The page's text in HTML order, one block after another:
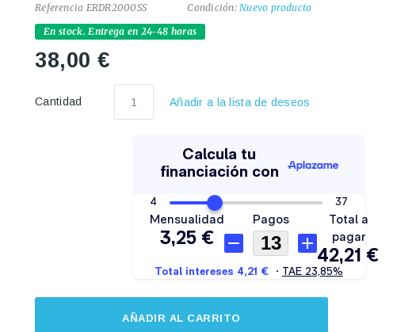
Referencia ERDR2000SS Condición: Nuevo producto
En stock. Entrega en 24-48 horas
38,00 €
Cantidad Añadir a la lista de deseos
AÑADIR AL CARRITO